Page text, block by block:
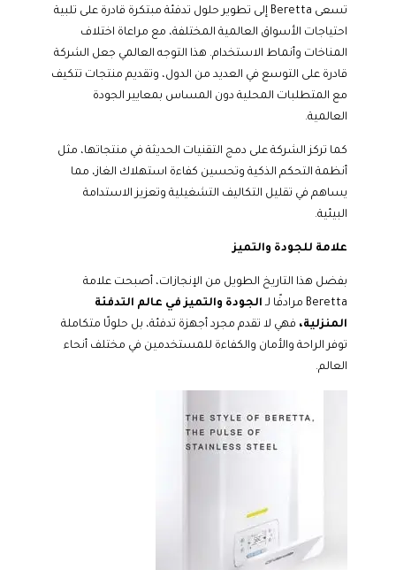
تسعى Beretta إلى تطوير حلول تدفئة مبتكرة قادرة على تلبية
احتياجات الأسواق العالمية المختلفة، مع مراعاة اختلاف
المناخات وأنماط الاستخدام. هذا التوجه العالمي جعل الشركة
قادرة على التوسع في العديد من الدول، وتقديم منتجات تتكيف
مع المتطلبات المحلية دون المساس بمعايير الجودة
العالمية.
كما تركز الشركة على دمج التقنيات الحديثة في منتجاتها، مثل
أنظمة التحكم الذكية وتحسين كفاءة استهلاك الغاز، مما
يساهم في تقليل التكاليف التشغيلية وتعزيز الاستدامة
البيئية.
علامة للجودة والتميز
بفضل هذا التاريخ الطويل من الإنجازات، أصبحت علامة
Beretta مرادفًا لـ
الجودة والتميز في عالم التدفئة
المنزلية، فهي لا تقدم مجرد أجهزة تدفئة، بل حلولًا متكاملة
توفر الراحة والأمان والكفاءة للمستخدمين في مختلف أنحاء
العالم.